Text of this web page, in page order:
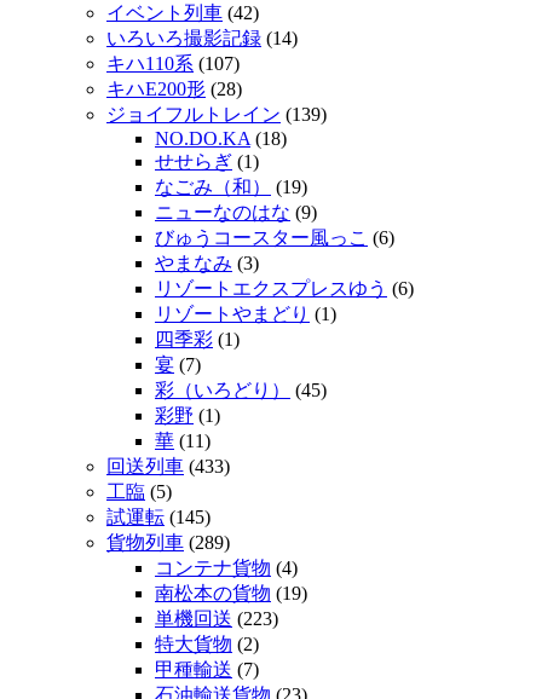
イベント列車 (42)
いろいろ撮影記録 (14)
キハ110系 (107)
キハE200形 (28)
ジョイフルトレイン (139)
NO.DO.KA (18)
せせらぎ (1)
なごみ（和）
(19)
ニューなのはな (9)
びゅうコースター風っこ (6)
やまなみ (3)
リゾートエクスプレスゆう (6)
リゾートやまどり (1)
四季彩 (1)
宴 (7)
彩（いろどり）
(45)
彩野 (1)
華 (11)
回送列車 (433)
工臨 (5)
試運転 (145)
貨物列車 (289)
コンテナ貨物 (4)
南松本の貨物 (19)
単機回送 (223)
特大貨物 (2)
甲種輸送 (7)
石油輸送貨物 (23)